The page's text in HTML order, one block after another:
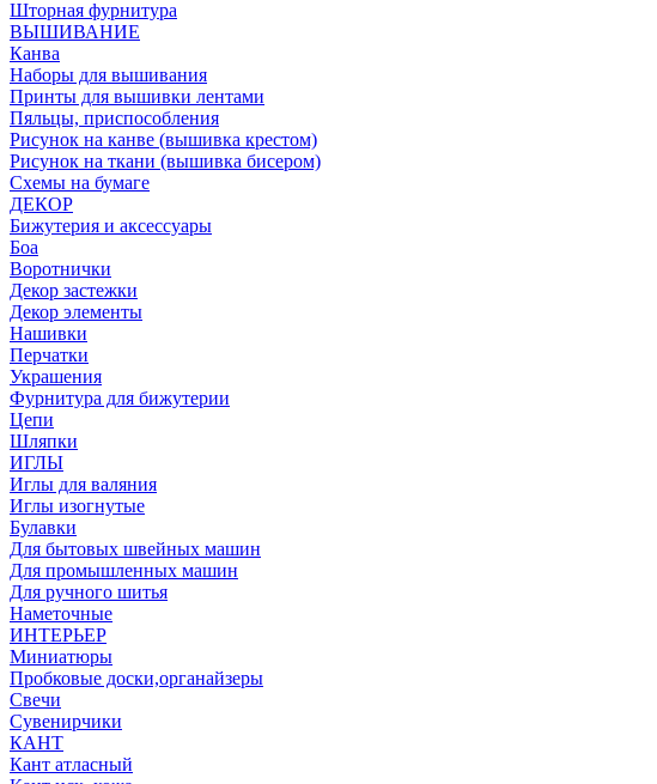
Шторная фурнитура
ВЫШИВАНИЕ
Канва
Наборы для вышивания
Принты для вышивки лентами
Пяльцы, приспособления
Рисунок на канве (вышивка крестом)
Рисунок на ткани (вышивка бисером)
Схемы на бумаге
ДЕКОР
Бижутерия и аксессуары
Боа
Воротнички
Декор застежки
Декор элементы
Нашивки
Перчатки
Украшения
Фурнитура для бижутерии
Цепи
Шляпки
ИГЛЫ
Иглы для валяния
Иглы изогнутые
Булавки
Для бытовых швейных машин
Для промышленных машин
Для ручного шитья
Наметочные
ИНТЕРЬЕР
Миниатюры
Пробковые доски,органайзеры
Свечи
Сувенирчики
КАНТ
Кант атласный